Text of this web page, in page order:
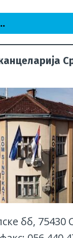
бб, 75430